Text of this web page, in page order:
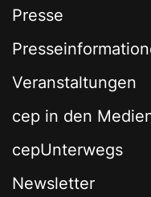
Presse
Veranstaltungen
cep in den
cepUnterwegs
Newsletter